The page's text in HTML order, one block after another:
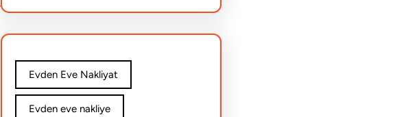
Evden Eve Nakliyat
Evden eve nakliye